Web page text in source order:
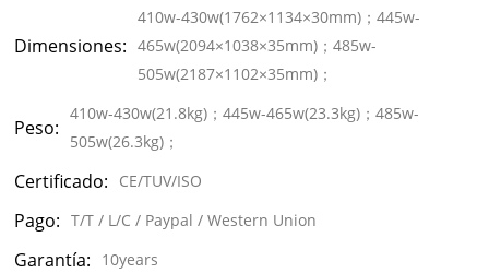
Dimensiones:
410w-430w(1762×1134×30mm)；445w-
465w(2094×1038×35mm)；485w-
505w(2187×1102×35mm)；
Peso:
410w-430w(21.8kg)；445w-465w(23.3kg)；485w-
505w(26.3kg)；
Certificado: CE/TUV/ISO
Pago: T/T / L/C / Paypal / Western Union
Garantía: 10years